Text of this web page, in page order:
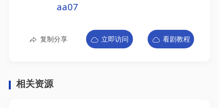
aa07
复制分享 立即访问 看剧教程
相关资源